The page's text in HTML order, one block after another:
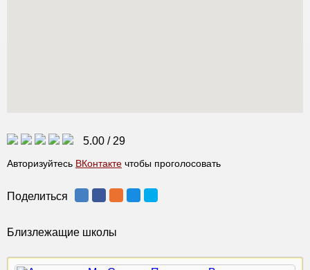
5.00 / 29
Авторизуйтесь ВКонтакте чтобы проголосовать
Поделиться
Близлежащие школы